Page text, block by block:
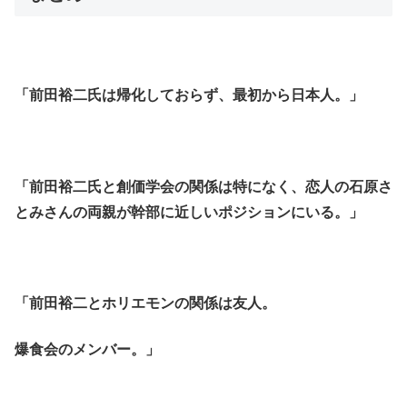
「前田裕二氏は帰化しておらず、最初から日本人。」
「前田裕二氏と創価学会の関係は特になく、恋人の石原さ
とみさんの両親が幹部に近しいポジションにいる。」
「前田裕二とホリエモンの関係は友人。
爆食会のメンバー。」